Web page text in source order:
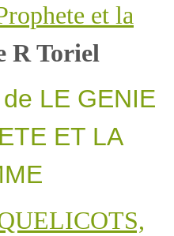
et la
R Toriel
LE GENIE
ET LA